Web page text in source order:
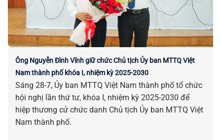
Ông Nguyễn Đình Vĩnh giữ chức Chủ tịch Ủy ban MTTQ Việt
Nam thành phố khóa I, nhiệm kỳ 2025-2030
Sáng 28-7, Ủy ban MTTQ Việt Nam thành phố tổ chức
hội nghị lần thứ tư, khóa I, nhiệm kỳ 2025-2030 để
hiệp thương cử chức danh Chủ tịch Ủy ban MTTQ Việt
Nam thành phố.